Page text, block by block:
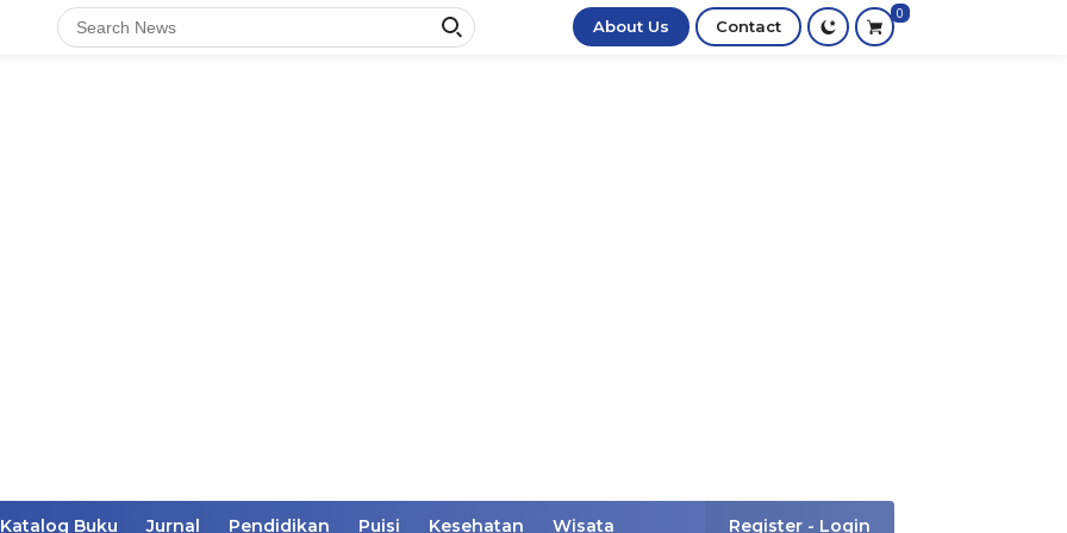
About Us Contact
0
Katalog Buku Jurnal Pendidikan Puisi Kesehatan Wisata Register - Login